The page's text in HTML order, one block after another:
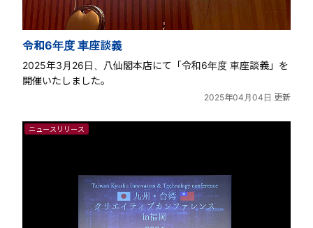
令和6年度 車座談義
2025年3月26日、八仙閣本店にて「令和6年度 車座談義」を
開催いたしました。
2025年04月04日 更新
ニュースリリース